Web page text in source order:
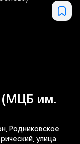
(МЦБ им.
Родниковское
улица